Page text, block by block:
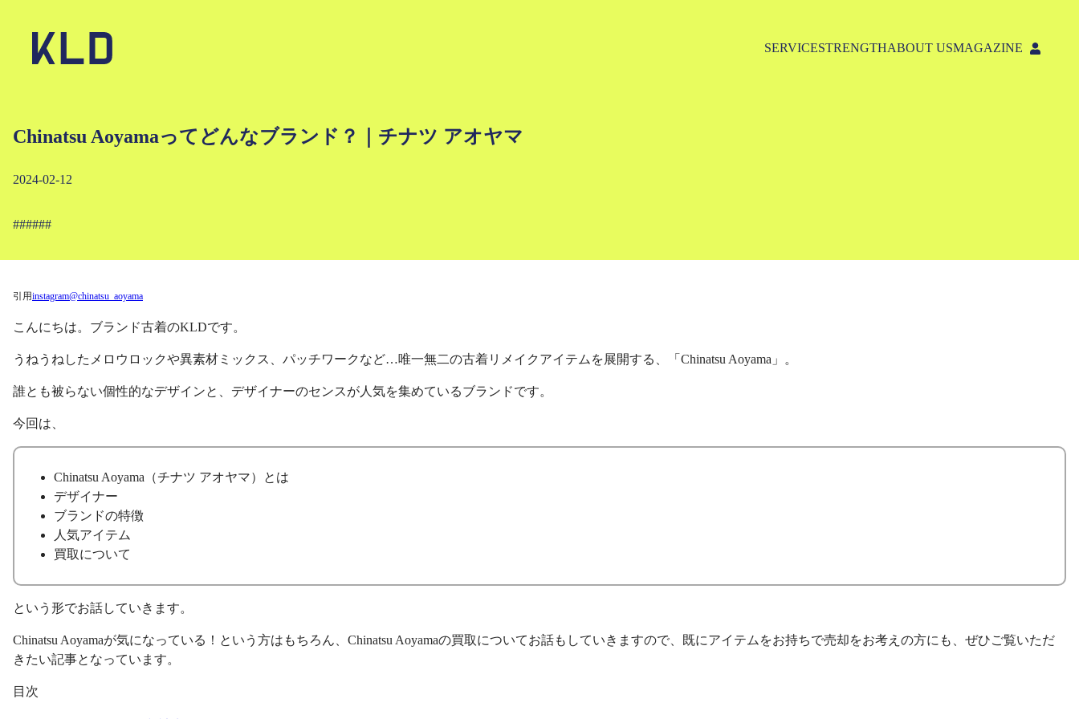
SERVICESTRENGTHABOUT USMAGAZINE
Chinatsu Aoyamaってどんなブランド？｜チナツ アオヤマ
2024-02-12
######
引用instagram@chinatsu_aoyama
こんにちは。ブランド古着のKLDです。
うねうねしたメロウロックや異素材ミックス、パッチワークなど…唯一無二の古着リメイクアイテムを展開する、「Chinatsu Aoyama」。
誰とも被らない個性的なデザインと、デザイナーのセンスが人気を集めているブランドです。
今回は、
Chinatsu Aoyama（チナツ アオヤマ）とは
デザイナー
ブランドの特徴
人気アイテム
買取について
という形でお話していきます。
Chinatsu Aoyamaが気になっている！という方はもちろん、Chinatsu Aoyamaの買取についてお話もしていきますので、既にアイテムをお持ちで売却をお考えの方にも、ぜひご覧いただ
きたい記事となっています。
目次